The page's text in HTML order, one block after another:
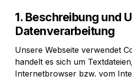
1. Beschreibung und
Datenverarbeitung
Unsere Webseite verwendet
handelt es sich um
Internetbrowser bzw. vom